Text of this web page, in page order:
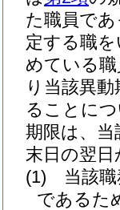
た職員で
定する職
めている
り当該異
ることに
期限は、
末日の翌
(1)
当該
であるた